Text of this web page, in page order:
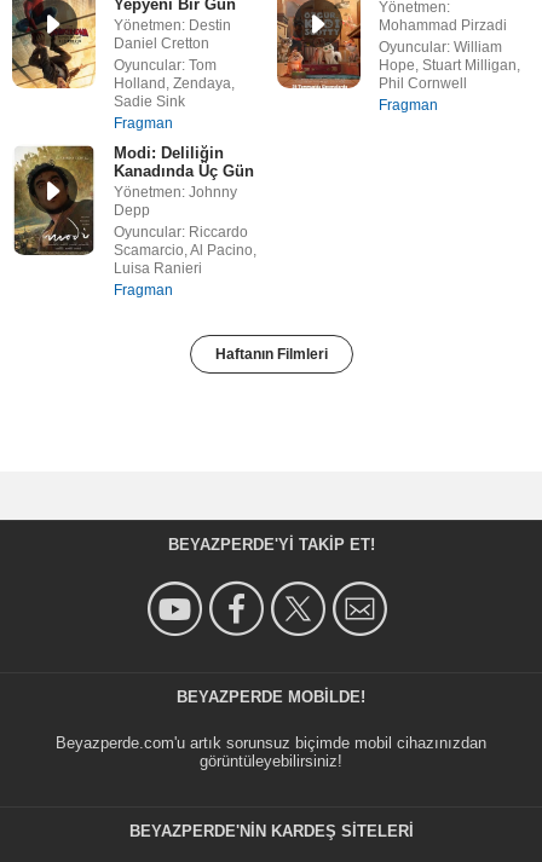
Yepyeni Bir Gün
Yönetmen: Destin
Daniel Cretton
Oyuncular: Tom
Holland, Zendaya,
Sadie Sink
Fragman
Yönetmen:
Mohammad Pirzadi
Oyuncular: William
Hope, Stuart Milligan,
Phil Cornwell
Fragman
Modi: Deliliğin
Kanadında Üç Gün
Yönetmen: Johnny
Depp
Oyuncular: Riccardo
Scamarcio, Al Pacino,
Luisa Ranieri
Fragman
Haftanın Filmleri
BEYAZPERDE'YI TAKIP ET!
BEYAZPERDE MOBILDE!
Beyazperde.com'u artık sorunsuz biçimde mobil cihazınızdan
görüntüleyebilirsiniz!
BEYAZPERDE'NIN KARDEŞ SİTELERİ